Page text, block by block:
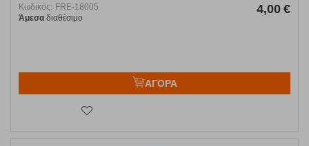
Κωδικός: FRE-18005
Άμεσα διαθέσιμο
4,00 €
ΑΓΟΡΑ